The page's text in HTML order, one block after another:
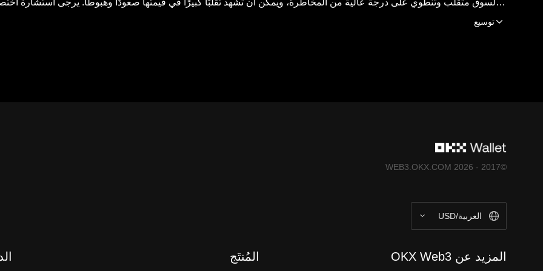
توسيع
©2017 - 2026 WEB3.OKX.COM
العربية/USD
المزيد عن OKX Web3 المُنتَج